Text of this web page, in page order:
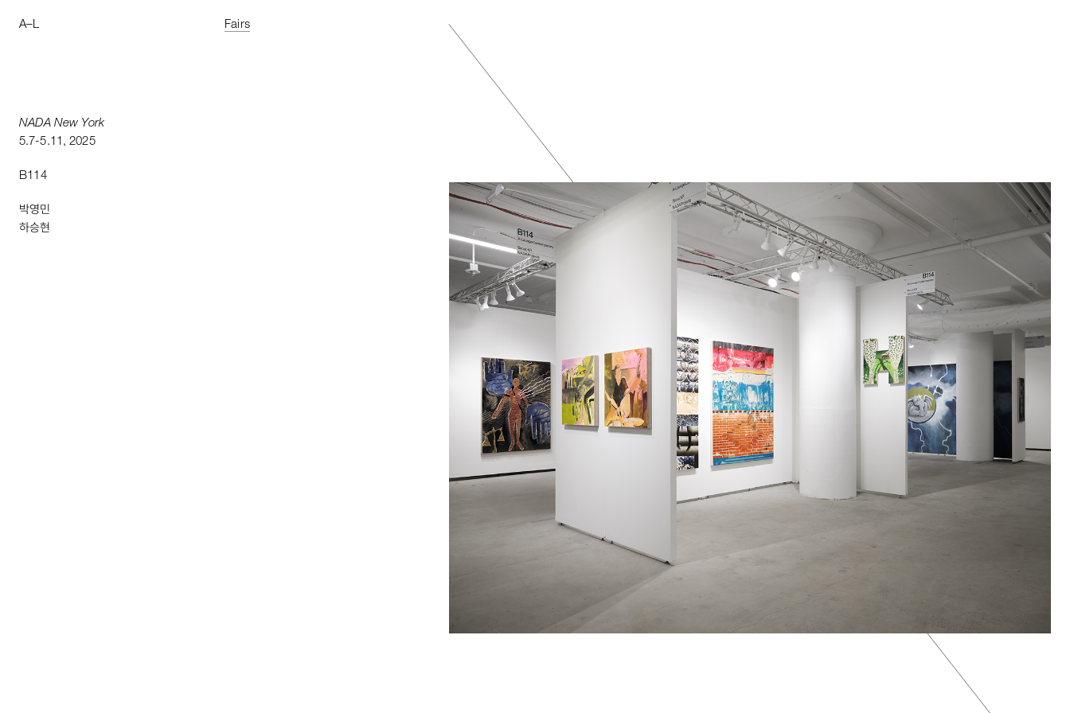
A–L Fairs
NADA New York
5. 7-5.11 ,2025
B114
박영민
하승현